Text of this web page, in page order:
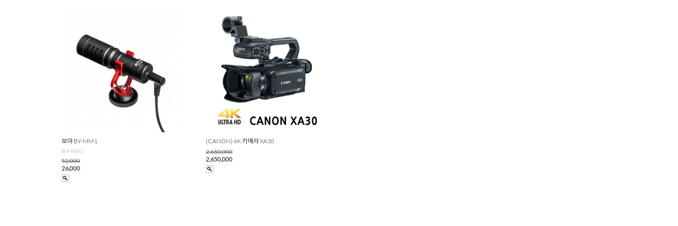
보야 BY-MM1
BY-MM1
52,000
26,000
[CANON] 4K 카메라 XA30
2,650,000
2,650,000